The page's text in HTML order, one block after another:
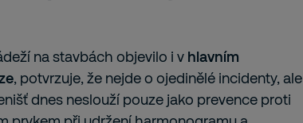
na stavbách objevilo i v hlavním
, potvrzuje, že nejde o ojedinělé incidenty, ale
dnes neslouží pouze jako prevence proti